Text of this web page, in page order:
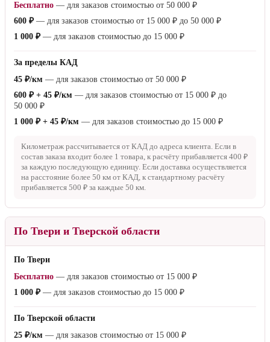
Бесплатно — для заказов стоимостью от 50 000 ₽
600 ₽— для заказов стоимостью от 15 000 ₽ до 50 000 ₽
1 000 ₽— для заказов стоимостью до 15 000 ₽
За пределы КАД
45 ₽/км — для заказов стоимостью от 50 000 ₽
600 ₽ + 45 ₽/км — для заказов стоимостью от 15 000 ₽ до
50 000 ₽
1 000 ₽ + 45 ₽/км — для заказов стоимостью до 15 000 ₽
Километраж рассчитывается от КАД до адреса клиента. Если в
состав заказа входит более 1 товара, к расчёту прибавляется 400 ₽
за каждую последующую единицу. Если доставка осуществляется
на расстояние более 50 км от КАД, к стандартному расчёту
прибавляется 500 ₽ за каждые 50 км.
По Твери и Тверской области
По Твери
Бесплатно — для заказов стоимостью от 15 000 ₽
1 000 ₽— для заказов стоимостью до 15 000 ₽
По Тверской области
25 ₽/км — для заказов стоимостью от 15 000 ₽